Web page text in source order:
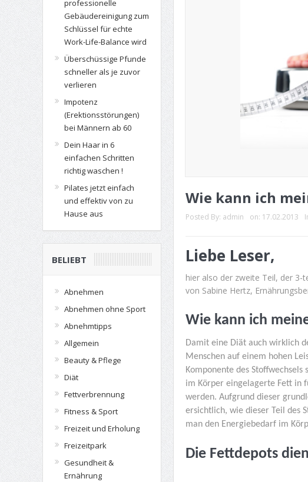
Wie kann ich
Posted By: admin on: 17.02.2013
Liebe Leser,
hier also der zweite Teil, der 3-
von Sabine Hertz,
Wie kann ich
Damit eine Diät auch wirklich
Menschen auf einem hohen
Komponente des
im Körper eingelagerte Fett in
werden. Aufgrund dieser
ersichtlich, wie dieser Teil des
man den Energiebedarf im
Die Fettdepots
professionelle
Gebäudereinigung zum
Schlüssel für echte
Work-Life-Balance wird
Überschüssige Pfunde
schneller als je zuvor
verlieren
Impotenz
(Erektionsstörungen)
bei Männern ab 60
Dein Haar in 6
einfachen Schritten
richtig waschen !
Pilates jetzt einfach
und effektiv von zu
Hause aus
BELIEBT
Abnehmen
Abnehmen ohne Sport
Abnehmtipps
Allgemein
Beauty & Pflege
Diät
Fettverbrennung
Fitness & Sport
Freizeit und Erholung
Freizeitpark
Gesundheit &
Ernährung